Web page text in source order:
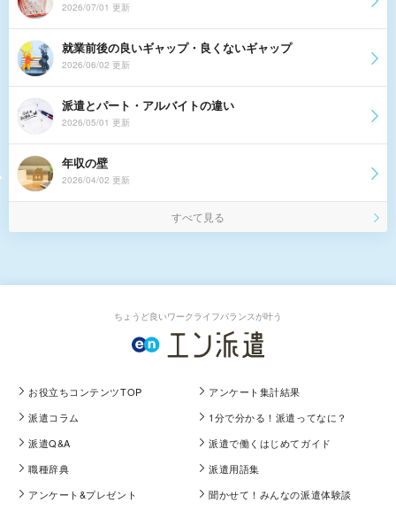
2026/07/01 更新
就業前後の良いギャップ・良くないギャップ
2026/06/02 更新
派遣とパート・アルバイトの違い
2026/05/01 更新
年収の壁
2026/04/02 更新
すべて見る
ちょうど良いワークライフバランスが叶う
お役立ちコンテンツTOP
アンケート集計結果
派遣コラム
1分で分かる！派遣ってなに？
派遣Q&A
派遣で働くはじめてガイド
職種辞典
派遣用語集
アンケート&プレゼント
聞かせて！みんなの派遣体験談